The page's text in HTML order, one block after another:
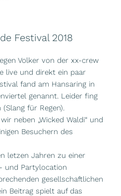
Festival 2018
Volker von der xx-crew
live und direkt ein paar
fand am Hansaring in
genannt. Leider fing
für Regen).
neben „Wicked Waldi“ und
Besuchern des
letzen Jahren zu einer
und Partylocation
gesellschaftlichen
Beitrag spielt auf das